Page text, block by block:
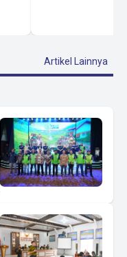
Artikel Lainnya